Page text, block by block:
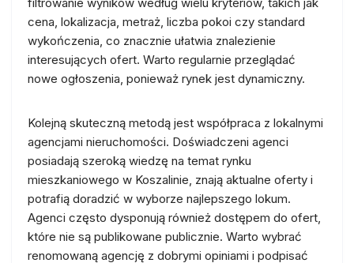
cena, lokalizacja, metraż, liczba pokoi czy standard
wykończenia, co znacznie ułatwia znalezienie
interesujących ofert. Warto regularnie przeglądać
nowe ogłoszenia, ponieważ rynek jest dynamiczny.
Kolejną skuteczną metodą jest współpraca z lokalnymi
agencjami nieruchomości. Doświadczeni agenci
posiadają szeroką wiedzę na temat rynku
mieszkaniowego w Koszalinie, znają aktualne oferty i
potrafią doradzić w wyborze najlepszego lokum.
Agenci często dysponują również dostępem do ofert,
które nie są publikowane publicznie. Warto wybrać
renomowaną agencję z dobrymi opiniami i podpisać